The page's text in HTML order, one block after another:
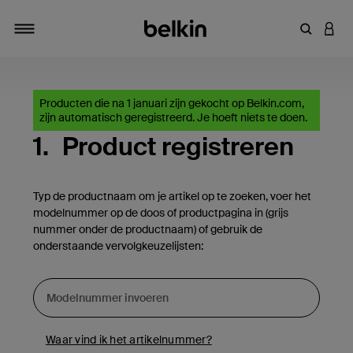
Producten die na 1 januari zijn gekocht op Belkin.com,
zijn automatisch geregistreerd. Je hoeft niets te doen.
1. Product registreren
Typ de productnaam om je artikel op te zoeken, voer het
modelnummer op de doos of productpagina in (grijs
nummer onder de productnaam) of gebruik de
onderstaande vervolgkeuzelijsten:
Waar vind ik het artikelnummer?